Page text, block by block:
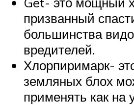
призванный
большинства
вредителей.
Хлорпиримарк-
земляных блох
применять как на